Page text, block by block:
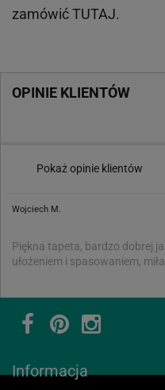
zamówićTUTAJ.
OPINIE KLIENTÓW
Pokaż opinie klientów
Wojciech M.
Piękna tapeta, bardzo dobrej
ułożeniem i spasowaniem,
Informacja